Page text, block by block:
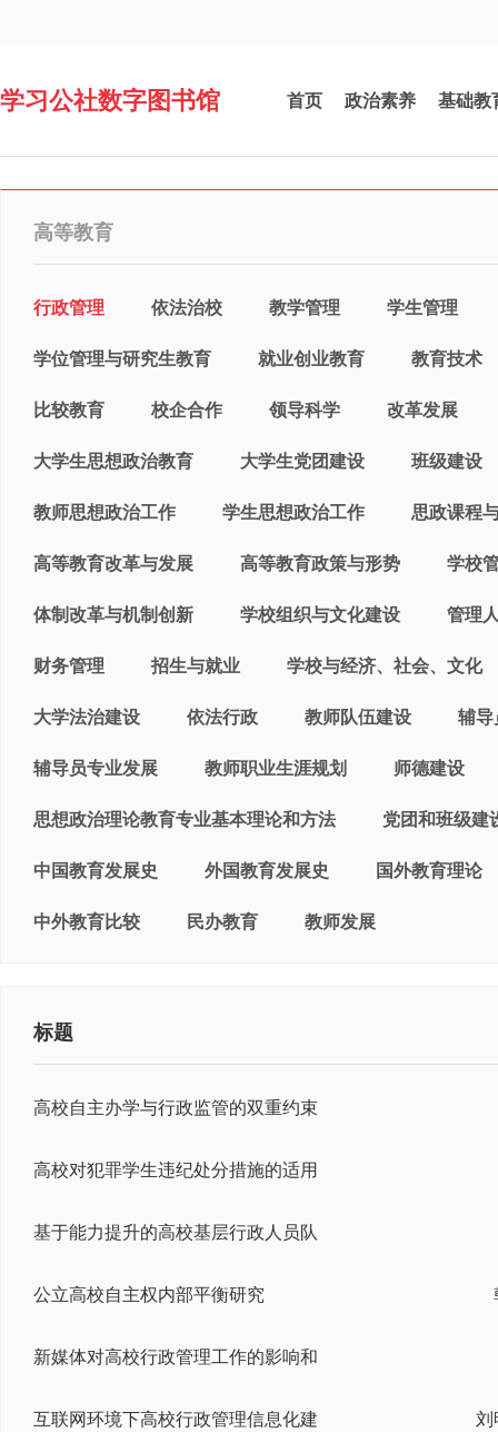
学习公社数字图书馆 首页 政治素养 基础教
高等教育
行政管理 依法治校 教学管理 学生管理
学位管理与研究生教育 就业创业教育 教育技术
比较教育 校企合作 领导科学 改革发展
大学生思想政治教育 大学生党团建设 班级建设
教师思想政治工作 学生思想政治工作 思政课程
高等教育改革与发展 高等教育政策与形势 学校
体制改革与机制创新 学校组织与文化建设 管理
财务管理 招生与就业 学校与经济、社会、文化
大学法治建设 依法行政 教师队伍建设 辅
辅导员专业发展 教师职业生涯规划 师德建设
思想政治理论教育专业基本理论和方法 党团和班级建
中国教育发展史 外国教育发展史 国外教育理论
中外教育比较 民办教育 教师发展
标题
高校自主办学与行政监管的双重约束
高校对犯罪学生违纪处分措施的适用
基于能力提升的高校基层行政人员队
公立高校自主权内部平衡研究
新媒体对高校行政管理工作的影响和
互联网环境下高校行政管理信息化建 刘